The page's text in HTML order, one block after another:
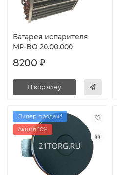
Батарея испарителя
MR-BO 20.00.000
8200 ₽
В корзину
Лидер продаж!
Акция 10%